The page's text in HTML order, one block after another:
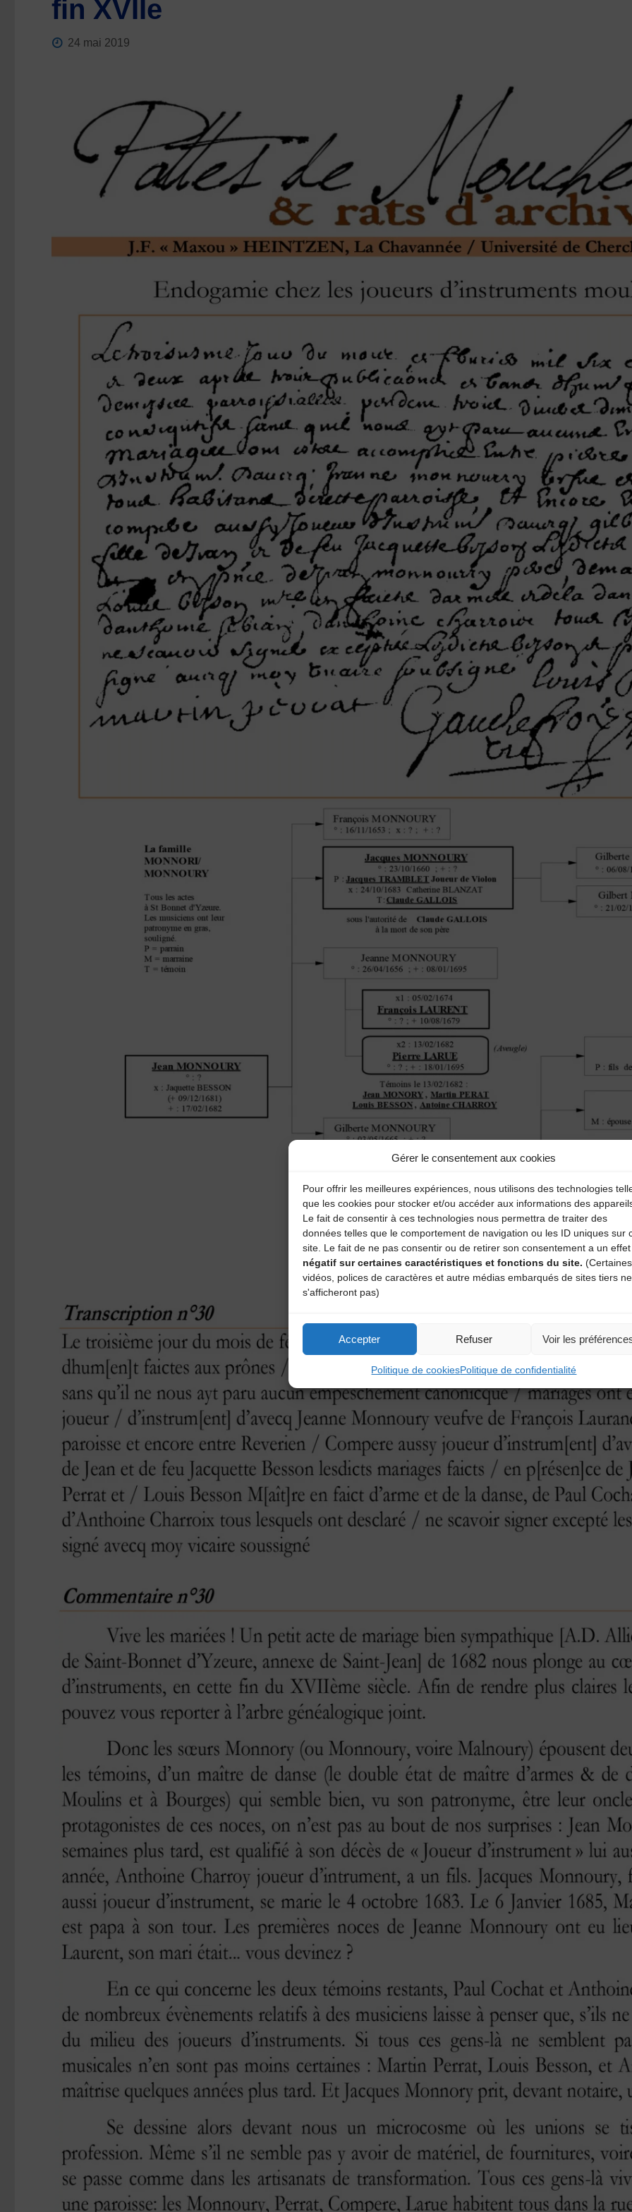
Gérer le consentement aux cookies
Pour offrir les meilleures expériences, nous utilisons des technologies
que les cookies pour stocker et/ou accéder aux informations des
Le fait de consentir à ces technologies nous permettra de traiter des
données telles que le comportement de navigation ou les ID uniques sur
site. Le fait de ne pas consentir ou de retirer son consentement a un effet
négatif sur certaines caractéristiques et fonctions du site. (Certaines
vidéos, polices de caractères et autre médias embarqués de sites tiers ne
s'afficheront pas)
Accepter Refuser Voir les
Politique de cookiesPolitique de confidentialité
fin XVIIe
24 mai 2019